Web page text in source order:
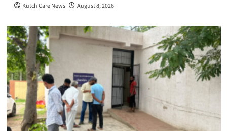
Kutch Care News August 8, 2026